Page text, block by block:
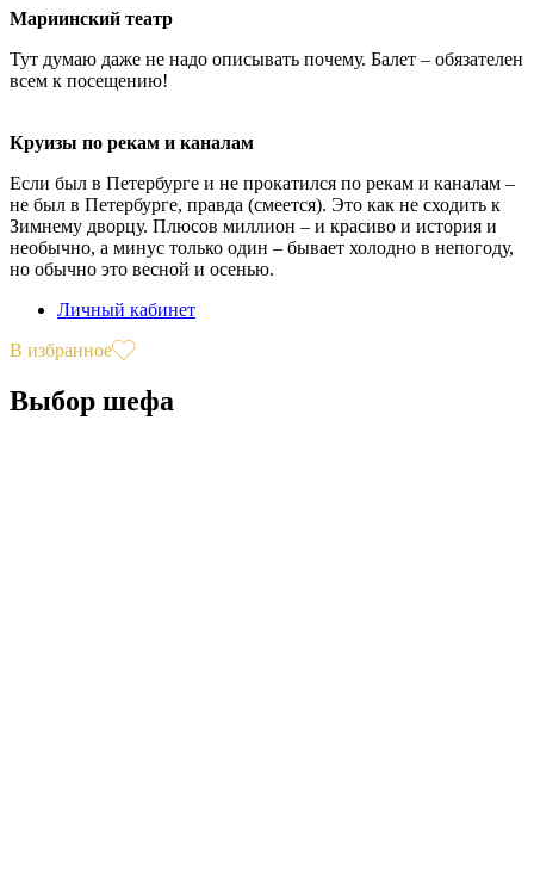
Мариинский театр
Тут думаю даже не надо описывать почему. Балет – обязателен
всем к посещению!
Круизы по рекам и каналам
Если был в Петербурге и не прокатился по рекам и каналам –
не был в Петербурге, правда (смеется). Это как не сходить к
Зимнему дворцу. Плюсов миллион – и красиво и история и
необычно, а минус только один – бывает холодно в непогоду,
но обычно это весной и осенью.
Личный кабинет
В избранное
Выбор шефа